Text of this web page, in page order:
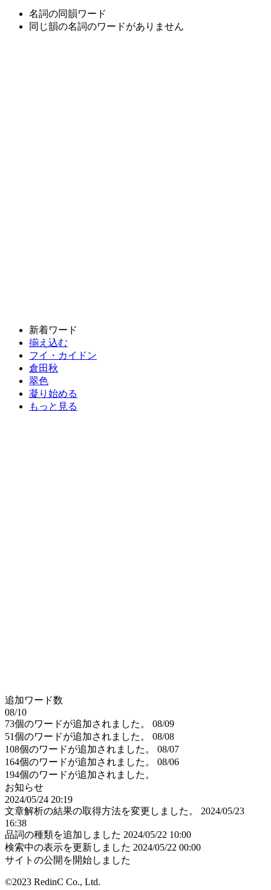
名詞の同韻ワード
同じ韻の名詞のワードがありません
新着ワード
揃え込む
フイ・カイドン
倉田秋
翠色
凝り始める
もっと見る
追加ワード数
08/10
73個のワードが追加されました。
08/09
51個のワードが追加されました。
08/08
108個のワードが追加されました。
08/07
164個のワードが追加されました。
08/06
194個のワードが追加されました。
お知らせ
2024/05/24 20:19
文章解析の結果の取得方法を変更しました。
2024/05/23
16:38
品詞の種類を追加しました 2024/05/22 10:00
検索中の表示を更新しました 2024/05/22 00:00
サイトの公開を開始しました
©2023 RedinC Co., Ltd.